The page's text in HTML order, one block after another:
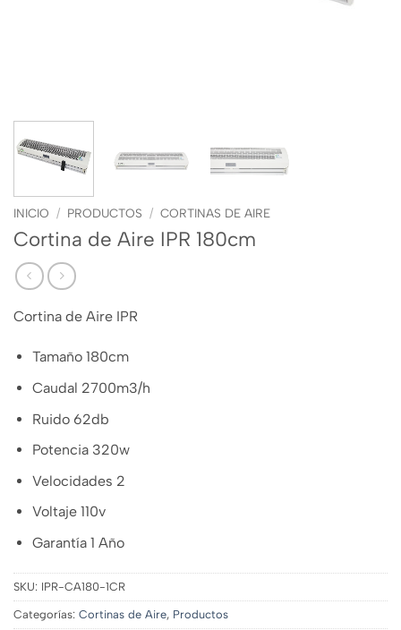
INICIO / PRODUCTOS / CORTINAS DE AIRE
Cortina de Aire IPR 180cm
Cortina de Aire IPR
Tamaño 180cm
Caudal 2700m3/h
Ruido 62db
Potencia 320w
Velocidades 2
Voltaje 110v
Garantía 1 Año
SKU: IPR-CA180-1CR
Categorías: Cortinas de Aire, Productos